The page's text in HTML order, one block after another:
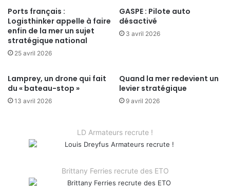
Ports français :
Logisthinker appelle à faire
enfin de la mer un sujet
stratégique national
25 avril 2026
GASPE : Pilote auto
désactivé
3 avril 2026
Lamprey, un drone qui fait
du « bateau-stop »
13 avril 2026
Quand la mer redevient un
levier stratégique
9 avril 2026
LD Armateurs recrute !
Brittany Ferries recrute des ETO